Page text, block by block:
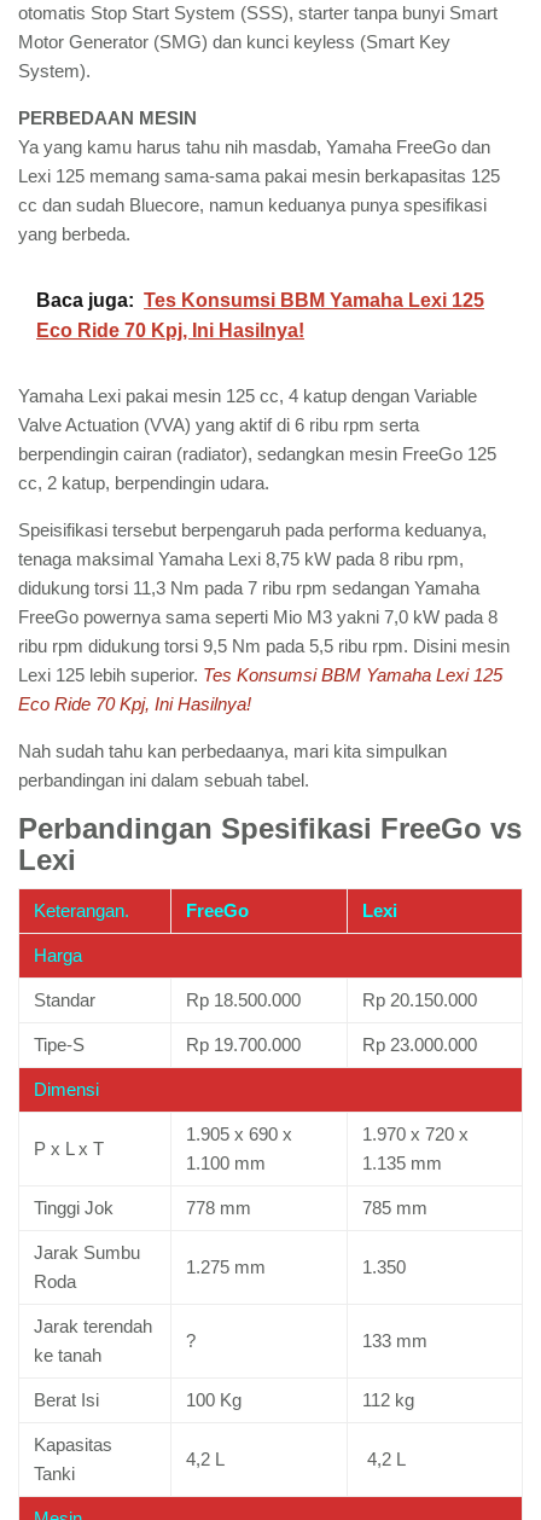
otomatis Stop Start System (SSS), starter tanpa bunyi Smart
Motor Generator (SMG) dan kunci keyless (Smart Key
System).
PERBEDAAN MESIN
Ya yang kamu harus tahu nih masdab, Yamaha FreeGo dan
Lexi 125 memang sama-sama pakai mesin berkapasitas 125
cc dan sudah Bluecore, namun keduanya punya spesifikasi
yang berbeda.
Baca juga: Tes Konsumsi BBM Yamaha Lexi 125
Eco Ride 70 Kpj, Ini Hasilnya!
Yamaha Lexi pakai mesin 125 cc, 4 katup dengan Variable
Valve Actuation (VVA) yang aktif di 6 ribu rpm serta
berpendingin cairan (radiator), sedangkan mesin FreeGo 125
cc, 2 katup, berpendingin udara.
Speisifikasi tersebut berpengaruh pada performa keduanya,
tenaga maksimal Yamaha Lexi 8,75 kW pada 8 ribu rpm,
didukung torsi 11,3 Nm pada 7 ribu rpm sedangan Yamaha
FreeGo powernya sama seperti Mio M3 yakni 7,0 kW pada 8
ribu rpm didukung torsi 9,5 Nm pada 5,5 ribu rpm. Disini mesin
Lexi 125 lebih superior. Tes Konsumsi BBM Yamaha Lexi 125
Eco Ride 70 Kpj, Ini Hasilnya!
Nah sudah tahu kan perbedaanya, mari kita simpulkan
perbandingan ini dalam sebuah tabel.
Perbandingan Spesifikasi FreeGo vs
Lexi
Keterangan. FreeGo Lexi
Harga
Standar Rp 18.500.000 Rp 20.150.000
Tipe-S Rp 19.700.000 Rp 23.000.000
Dimensi
P x L x T
1.905 x 690 x
1.100 mm
1.970 x 720 x
1.135 mm
Tinggi Jok 778 mm 785 mm
Jarak Sumbu
Roda
1.275 mm 1.350
Jarak terendah
ke tanah
? 133 mm
Berat Isi 100 Kg 112 kg
Kapasitas
Tanki
4,2 L 4,2 L